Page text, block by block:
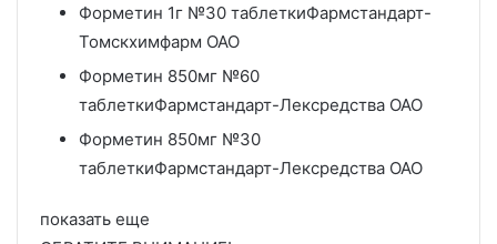
Форметин 1г №30 таблеткиФармстандарт-
Томскхимфарм ОАО
Форметин 850мг №60
таблеткиФармстандарт-Лексредства ОАО
Форметин 850мг №30
таблеткиФармстандарт-Лексредства ОАО
показать еще